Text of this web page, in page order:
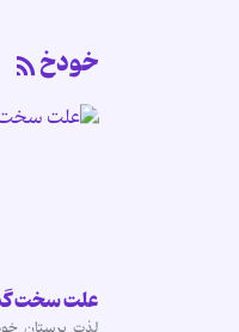
خودخ
علت سخت